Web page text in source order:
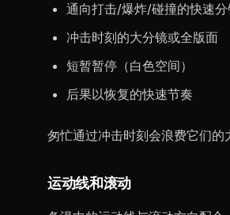
通向打击/爆炸/碰撞的快速
冲击时刻的大分镜或全版面
短暂暂停（白色空间）
后果以恢复的快速节奏
匆忙通过冲击时刻会浪费它们的
运动线和滚动